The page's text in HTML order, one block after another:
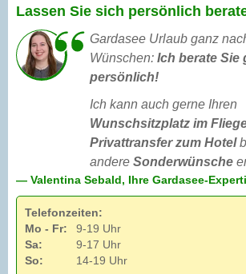
Lassen Sie sich persönlich
Gardasee Urlaub ganz
Wünschen: Ich berate Sie
persönlich!
Ich kann auch gerne Ihren
Wunschsitzplatz im
Privattransfer zum Hotel
andere Sonderwünsche
— Valentina Sebald, Ihre Gardasee-
Telefonzeiten:
Mo - Fr:
9-19 Uhr
Sa:
9-17 Uhr
So:
14-19 Uhr